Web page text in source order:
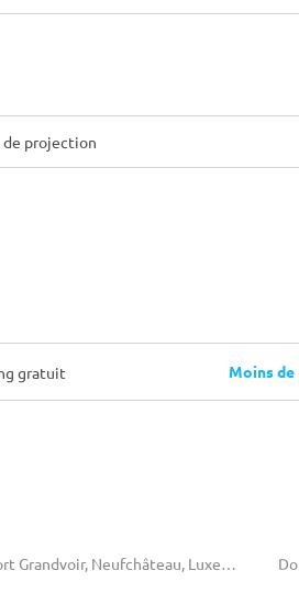
de projection
gratuit Moins de
Landal Hillview Resort Grandvoir, Neufchâteau, Luxembourg